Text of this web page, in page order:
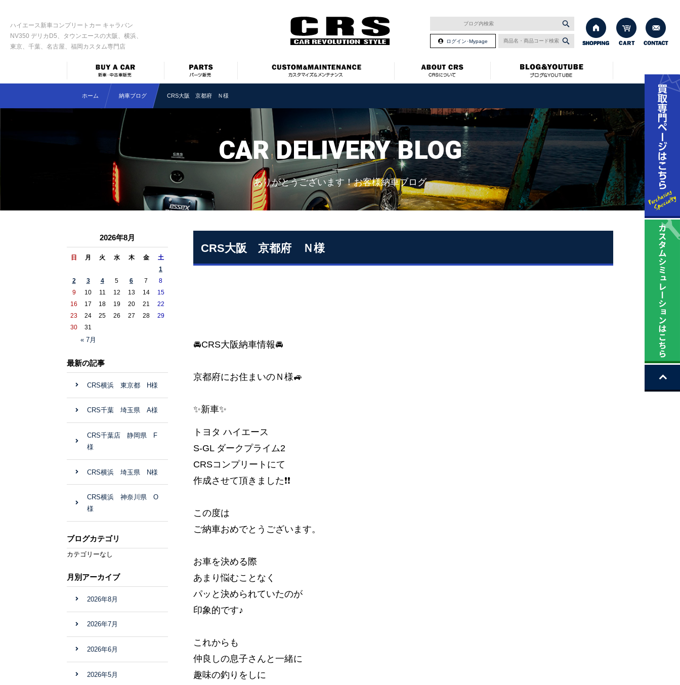
ハイエース新車コンプリートカー キャラバン
NV350 デリカD5、タウンエースの大阪、横浜、
東京、千葉、名古屋、福岡カスタム専門店
ログイン･Mypage
ホーム 納車ブログ CRS大阪 京都府 Ｎ様
CAR DELIVERY BLOG
ありがとうございます！お客様納車ブログ
CRS大阪 京都府 Ｎ様
🚘CRS大阪納車情報🚘
京都府にお住まいのＮ様🚙
✨新車✨
トヨタ ハイエース
S-GL ダークプライム2
CRSコンプリートにて
作成させて頂きました❗❗
この度は
ご納車おめでとうございます。
お車を決める際
あまり悩むことなく
パッと決められていたのが
印象的です♪
これからも
仲良しの息子さんと一緒に
趣味の釣りをしに
2026年8月
日 月 火 水 木 金 土
« 7月
1
2
3 4 5 6 7
8
9
10 11 12 13 14
15
16
17 18 19 20 21
22
23
24 25 26 27 28
29
30
31
最新の記事
CRS横浜 東京都 H様
CRS千葉 埼玉県 A様
CRS千葉店 静岡県 F
様
CRS横浜 埼玉県 N様
CRS横浜 神奈川県 O
様
ブログカテゴリ
カテゴリーなし
月別アーカイブ
2026年8月
2026年7月
2026年6月
2026年5月